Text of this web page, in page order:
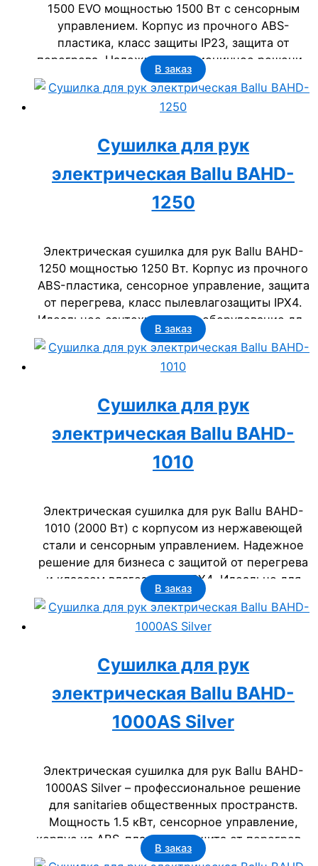
1500 EVO мощностью 1500 Вт с сенсорным
управлением. Корпус из прочного ABS-
пластика, класс защиты IP23, защита от
перегрева. Надежное и гигиеничное решение
для бизнеса: офисов, гостиниц, торговых
центров и госучреждений.
В заказ
Сушилка для рук
электрическая Ballu BAHD-
1250
Электрическая сушилка для рук Ballu BAHD-
1250 мощностью 1250 Вт. Корпус из прочного
ABS-пластика, сенсорное управление, защита
от перегрева, класс пылевлагозащиты IPX4.
Идеальное сантехническое оборудование для
бизнеса: офисов, гостиниц, государственных
учреждений.
В заказ
Сушилка для рук
электрическая Ballu BAHD-
1010
Электрическая сушилка для рук Ballu BAHD-
1010 (2000 Вт) с корпусом из нержавеющей
стали и сенсорным управлением. Надежное
решение для бизнеса с защитой от перегрева
и классом влагозащиты IPX4. Идеально для
офисов, гостиниц и госучреждений.
В заказ
Сушилка для рук
электрическая Ballu BAHD-
1000AS Silver
Электрическая сушилка для рук Ballu BAHD-
1000AS Silver – профессиональное решение
для sanitariев общественных пространств.
Мощность 1.5 кВт, сенсорное управление,
корпус из ABS-пластика, защита от перегрева.
Срок службы 5 лет, класс IP23. Идеально для
В заказ